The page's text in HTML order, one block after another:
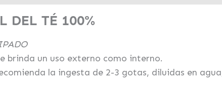
DEL TÉ 100%
brinda un uso externo como interno.
la ingesta de 2-3 gotas, diluidas en